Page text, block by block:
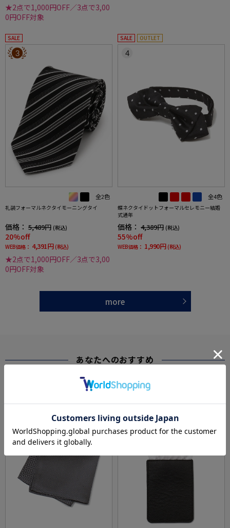
★2点で1,000円OFF／3点で3,00
0円OFF対象
SALE
3
全2色
礼装フォーマルネクタイモーニングタイ
価格： 5,489円 (税込)
20%off
WEB価格： 4,391円 (税込)
★2点で1,000円OFF／3点で3,00
0円OFF対象
SALE OUTLET
4
全4色
蝶ネクタイドットフォーマルセレモニー結婚
式通年
価格： 4,389円 (税込)
55%off
WEB価格： 1,990円 (税込)
more
あなたへのおすすめ
SALE